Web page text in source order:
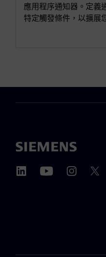
應用程序通知器。定義
特定觸發條件，以擴展